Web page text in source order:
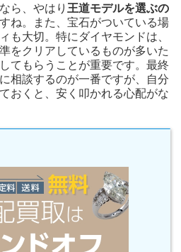
ら、やはり 王道モデルを選ぶの
ね。また、宝石がついている場
も大切。特にダイヤモンドは、
をクリアしているものが多いた
てもらうことが重要です。最終
相談するのが一番ですが、自分
おくと、安く叩かれる心配がな